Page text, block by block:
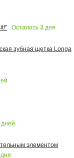
Осталось 3 дня
зубная щетка Longa
дней
элементом
дня